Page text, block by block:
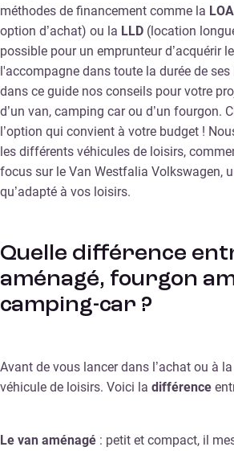
méthodes de financement comme la LOA
option d’achat) ou la LLD (location
possible pour un emprunteur d’acquérir
l'accompagne dans toute la durée de
dans ce guide nos conseils pour votre
d’un van, camping car ou d’un fourgon.
l’option qui convient à votre budget !
les différents véhicules de loisirs,
focus sur le Van Westfalia Volkswagen,
qu’adapté à vos loisirs.
Quelle différence
aménagé, fourgon
camping-car ?
Avant de vous lancer dans l’achat ou à
véhicule de loisirs. Voici la différence
Le van aménagé : petit et compact, il